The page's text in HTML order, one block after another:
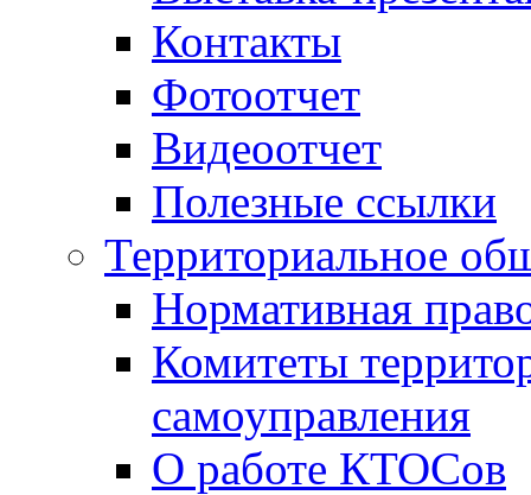
Контакты
Фотоотчет
Видеоотчет
Полезные ссылки
Территориальное
Нормативная
Комитеты
самоуправления
О работе КТОСов